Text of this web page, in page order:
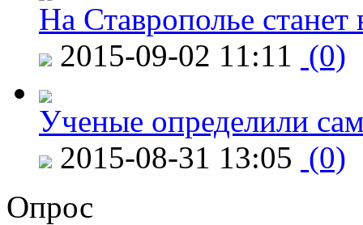
На Ставрополье
2015-09-02 11:11 (0)
Ученые определили
2015-08-31 13:05 (0)
Опрос